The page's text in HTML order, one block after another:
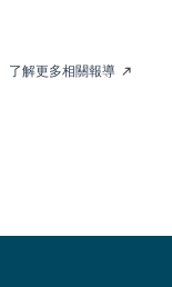
了解更多相關報導